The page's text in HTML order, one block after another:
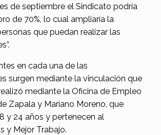
de septiembre el Sindicato podría
de 70%, lo cual ampliaría la
que puedan realizar las
en cada una de las
surgen mediante la vinculación que
mediante la Oficina de Empleo
Zapala y Mariano Moreno, que
y 24 años y pertenecen al
y Mejor Trabajo.